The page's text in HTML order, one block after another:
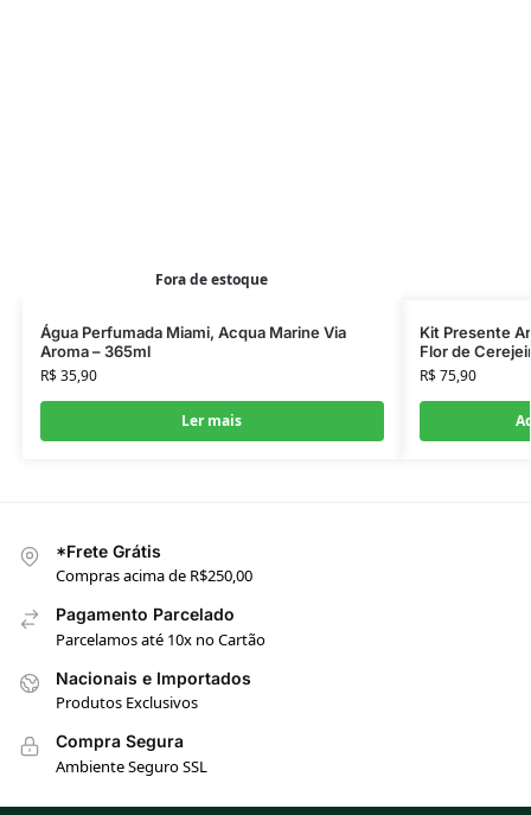
Fora de estoque
Água Perfumada Miami, Acqua Marine Via
Aroma – 365ml
R$35,90
Ler mais
Kit Presente
Flor de
R$75,90
*Frete Grátis
Compras acima de R$250,00
Pagamento Parcelado
Parcelamos até 10x no Cartão
Nacionais e Importados
Produtos Exclusivos
Compra Segura
Ambiente Seguro SSL